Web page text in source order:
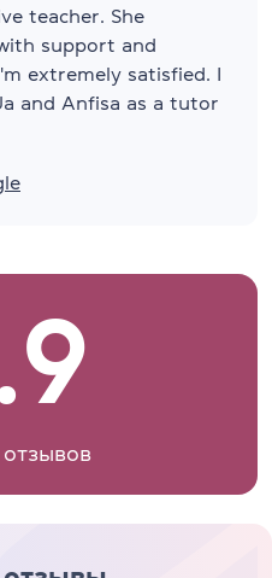
teacher. She
support and
extremely satisfied. I
and Anfisa as a tutor